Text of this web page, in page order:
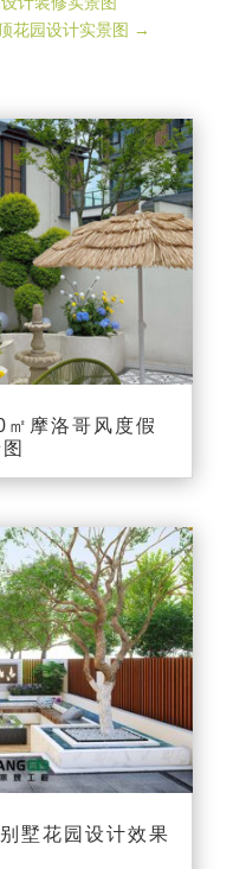
花园设计实景图 →
摩洛哥风度假
墅花园设计效果